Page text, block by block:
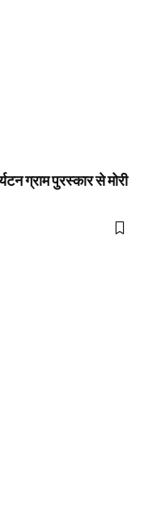
ग्राम पुरस्कार से मोरी